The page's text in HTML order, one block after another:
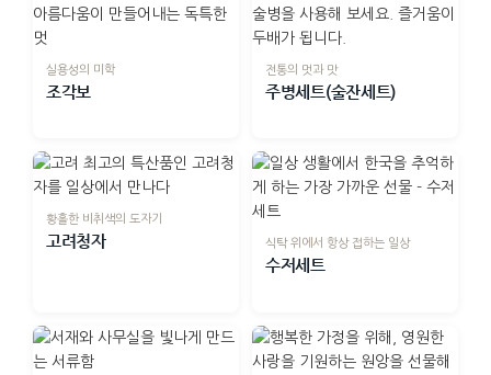
실용성의 미학
조각보
전통의 멋과 맛
주병세트(술잔세트)
황홀한 비취색의 도자기
고려청자 식탁 위에서 항상 접하는 일상
수저세트